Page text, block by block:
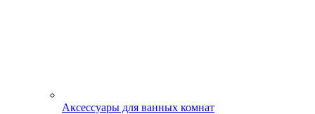
Аксессуары для ванных комнат